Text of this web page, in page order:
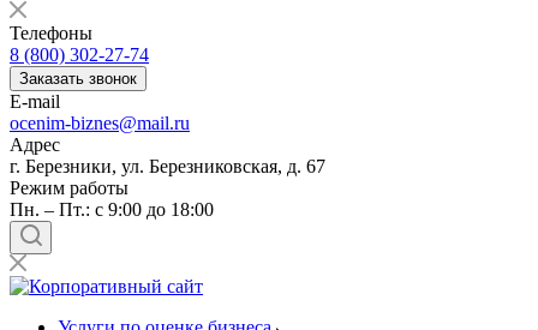
Телефоны
8 (800) 302-27-74
Заказать звонок
E-mail
ocenim-biznes@mail.ru
Адрес
г. Березники, ул. Березниковская, д. 67
Режим работы
Пн. – Пт.: с 9:00 до 18:00